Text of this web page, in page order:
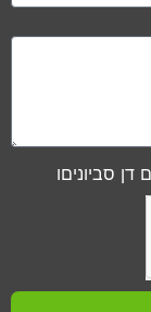
סביוניםו